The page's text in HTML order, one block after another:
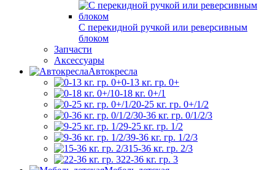
С перекидной ручкой или реверсивным
блоком
Запчасти
Аксессуары
Автокресла
0-13 кг. гр. 0+
0-18 кг. 0+/1
0-25 кг. гр. 0+/1/2
0-36 кг. гр. 0/1/2/3
9-25 кг. гр. 1/2
9-36 кг. гр. 1/2/3
15-36 кг. гр. 2/3
22-36 кг. гр. 3